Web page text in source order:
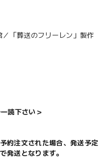
「葬送のフリーレン」製作
読下さい＞
約注文された場合、発送予定
発送となります。